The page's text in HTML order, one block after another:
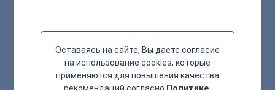
Оставаясь на сайте, Вы даете согласие
на использование cookies, которые
применяются для повышения качества